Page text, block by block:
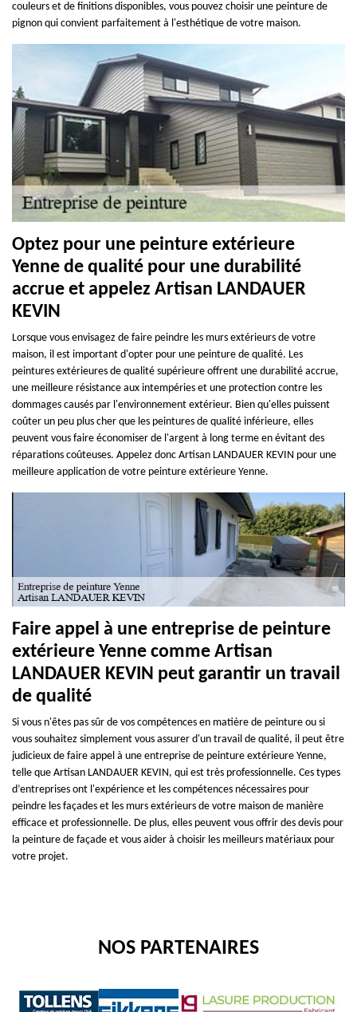
couleurs et de finitions disponibles, vous pouvez choisir une peinture de
pignon qui convient parfaitement à l'esthétique de votre maison.
Optez pour une peinture extérieure
Yenne de qualité pour une durabilité
accrue et appelez Artisan LANDAUER
KEVIN
Lorsque vous envisagez de faire peindre les murs extérieurs de votre
maison, il est important d'opter pour une peinture de qualité. Les
peintures extérieures de qualité supérieure offrent une durabilité accrue,
une meilleure résistance aux intempéries et une protection contre les
dommages causés par l'environnement extérieur. Bien qu'elles puissent
coûter un peu plus cher que les peintures de qualité inférieure, elles
peuvent vous faire économiser de l'argent à long terme en évitant des
réparations coûteuses. Appelez donc Artisan LANDAUER KEVIN pour une
meilleure application de votre peinture extérieure Yenne.
Faire appel à une entreprise de peinture
extérieure Yenne comme Artisan
LANDAUER KEVIN peut garantir un travail
de qualité
Si vous n'êtes pas sûr de vos compétences en matière de peinture ou si
vous souhaitez simplement vous assurer d'un travail de qualité, il peut être
judicieux de faire appel à une entreprise de peinture extérieure Yenne,
telle que Artisan LANDAUER KEVIN, qui est très professionnelle. Ces types
d’entreprises ont l'expérience et les compétences nécessaires pour
peindre les façades et les murs extérieurs de votre maison de manière
efficace et professionnelle. De plus, elles peuvent vous offrir des devis pour
la peinture de façade et vous aider à choisir les meilleurs matériaux pour
votre projet.
NOS PARTENAIRES